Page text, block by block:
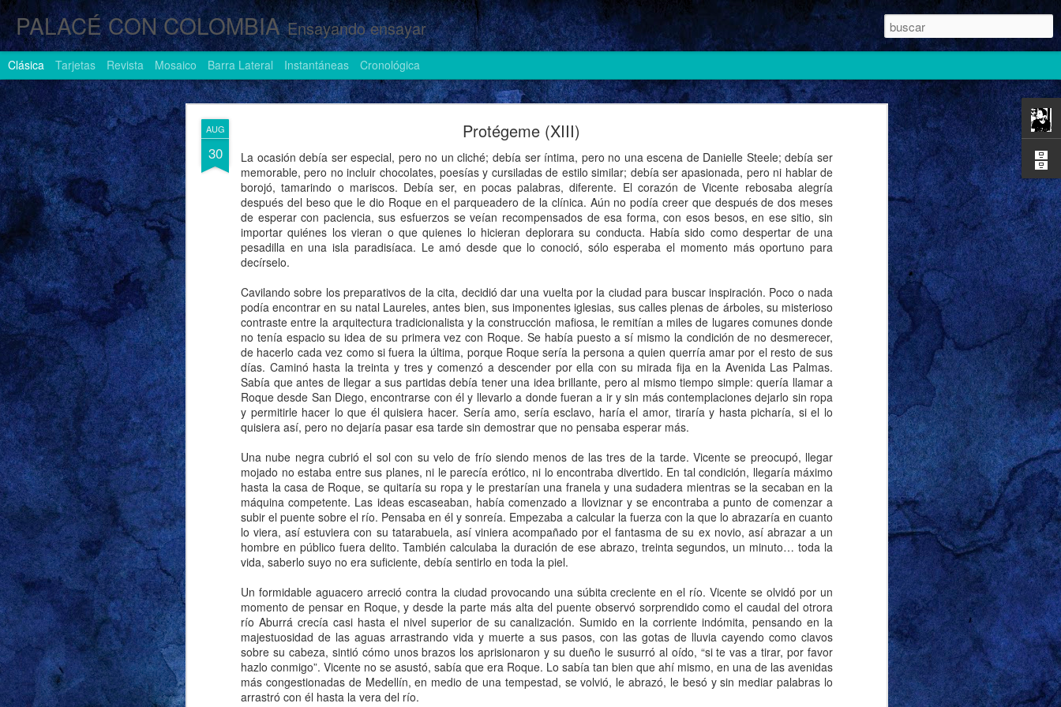
AUG
30
Protégeme (XIII)
La ocasión debía ser especial, pero no un cliché; debía ser íntima, pero no una escena de Danielle Steele; debía ser
memorable, pero no incluir chocolates, poesías y cursiladas de estilo similar; debía ser apasionada, pero ni hablar de
borojó, tamarindo o mariscos. Debía ser, en pocas palabras, diferente. El corazón de Vicente rebosaba alegría
después del beso que le dio Roque en el parqueadero de la clínica. Aún no podía creer que después de dos meses
de esperar con paciencia, sus esfuerzos se veían recompensados de esa forma, con esos besos, en ese sitio, sin
importar quiénes los vieran o que quienes lo hicieran deplorara su conducta. Había sido como despertar de una
pesadilla en una isla paradisíaca. Le amó desde que lo conoció, sólo esperaba el momento más oportuno para
decírselo.
Cavilando sobre los preparativos de la cita, decidió dar una vuelta por la ciudad para buscar inspiración. Poco o nada
podía encontrar en su natal Laureles, antes bien, sus imponentes iglesias, sus calles plenas de árboles, su misterioso
contraste entre la arquitectura tradicionalista y la construcción mafiosa, le remitían a miles de lugares comunes donde
no tenía espacio su idea de su primera vez con Roque. Se había puesto a sí mismo la condición de no desmerecer,
de hacerlo cada vez como si fuera la última, porque Roque sería la persona a quien querría amar por el resto de sus
días. Caminó hasta la treinta y tres y comenzó a descender por ella con su mirada fija en la Avenida Las Palmas.
Sabía que antes de llegar a sus partidas debía tener una idea brillante, pero al mismo tiempo simple: quería llamar a
Roque desde San Diego, encontrarse con él y llevarlo a donde fueran a ir y sin más contemplaciones dejarlo sin ropa
y permitirle hacer lo que él quisiera hacer. Sería amo, sería esclavo, haría el amor, tiraría y hasta picharía, si el lo
quisiera así, pero no dejaría pasar esa tarde sin demostrar que no pensaba esperar más.
Una nube negra cubrió el sol con su velo de frío siendo menos de las tres de la tarde. Vicente se preocupó, llegar
mojado no estaba entre sus planes, ni le parecía erótico, ni lo encontraba divertido. En tal condición, llegaría máximo
hasta la casa de Roque, se quitaría su ropa y le prestarían una franela y una sudadera mientras se la secaban en la
máquina competente. Las ideas escaseaban, había comenzado a lloviznar y se encontraba a punto de comenzar a
subir el puente sobre el río. Pensaba en él y sonreía. Empezaba a calcular la fuerza con la que lo abrazaría en cuanto
lo viera, así estuviera con su tatarabuela, así viniera acompañado por el fantasma de su ex novio, así abrazar a un
hombre en público fuera delito. También calculaba la duración de ese abrazo, treinta segundos, un minuto… toda la
vida, saberlo suyo no era suficiente, debía sentirlo en toda la piel.
Un formidable aguacero arreció contra la ciudad provocando una súbita creciente en el río. Vicente se olvidó por un
momento de pensar en Roque, y desde la parte más alta del puente observó sorprendido como el caudal del otrora
río Aburrá crecía casi hasta el nivel superior de su canalización. Sumido en la corriente indómita, pensando en la
majestuosidad de las aguas arrastrando vida y muerte a sus pasos, con las gotas de lluvia cayendo como clavos
sobre su cabeza, sintió cómo unos brazos los aprisionaron y su dueño le susurró al oído, “si te vas a tirar, por favor
hazlo conmigo”. Vicente no se asustó, sabía que era Roque. Lo sabía tan bien que ahí mismo, en una de las avenidas
más congestionadas de Medellín, en medio de una tempestad, se volvió, le abrazó, le besó y sin mediar palabras lo
arrastró con él hasta la vera del río.
PALACÉ CON COLOMBIA Ensayando ensayar
Clásica Tarjetas Revista Mosaico Barra Lateral Instantáneas Cronológica
AUG
1
Cosas de heteros (II)
Decía mi abuela: “El amor es ciego, pero los vecinos no” cuando quería opinar ‘sutilmente’ sobre
relaciones no convencionales. Por lo general, porque le lectore ha asumido correctamente que lo
escuché más de una vez, el comentario se refería a parejas heterosexuales con alguna diferencia notable
en términos de edad, clase social o raza. Y sí, mi abuela era así de edadista, clasista y racista, pero quien
haya crecido en una versión distinta de Colombia, que tire la primera piedra. No vivió lo suficiente para
conocer a mi primer novio, así que no sé qué tan homófoba era, pero conoció a muchos de mis amigos y a
todos los trató muy bien, así que la discusión sobre intersecciones termina aquí.
Lo dije en la entrada anterior: si mi radar detecta algo, quiero conversarlo con mi señor marido y escribir al
respecto. Y lo que detectaron tanto mi radar como el suyo, para el caso que convoca esta entrada, era
demasiado grande para dejarlo pasar. Todo comenzó en un incierto jueves o viernes de 2024. El
comienzo del verano trajo consigo unos aguaceros de terror que tenían las plantas de la entrada de
nuestra casa vueltas miseria. Por eso, en cuanto escuché el primer trueno, salí a organizarlas de manera
que no cayeran las unas sobre las otras. Mientras estaba en ello, vi a la vecina del frente. Soy tan buen
vecino que en los dos años que vivió en la cuadra no me molesté en preguntarle su nombre. Llamémosla
Grace para no dejarla anónima. No sé con exactitud qué pretendía, pero salió de la casa con un cirio de
unos 50 centímetros de alto, lo encendió, lo miró atentísima por un par de minutos y lo dejó alumbrando la